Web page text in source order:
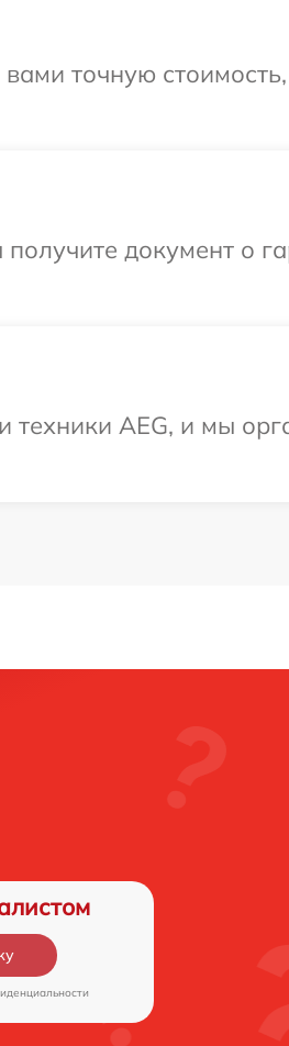
точную
документ о
AEG, и мы